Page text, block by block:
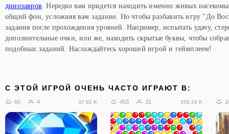
динозавров . Нередко вам придется находить именно живых
общий фон, усложняя вам задание. Но чтобы разбавить игру "До
задания после прохождения уровней. Например, испытать удачу,
дополнительные очки, или же, находить скрытые буквы, чтобы
подобных заданий. Наслаждайтесь хорошей игрой и геймплеем!
C ЭТОЙ ИГРОЙ ОЧЕНЬ ЧАСТО ИГРАЮТ В:
60 4 37.92 K 453 31 358.24 K